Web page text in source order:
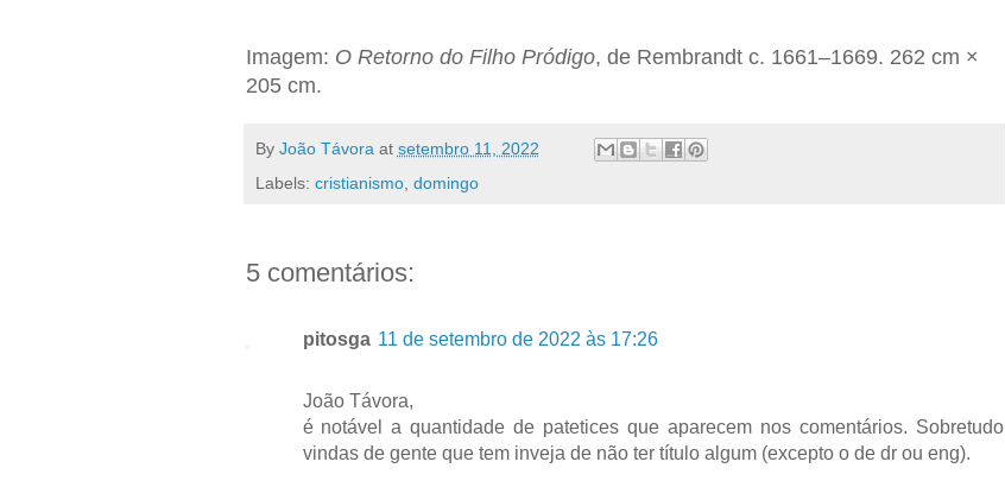
Imagem: O Retorno do Filho Pródigo, de Rembrandt c. 1661–1669. 262 cm ×
205 cm.
By João Távora at setembro 11, 2022
Labels: cristianismo, domingo
5 comentários:
pitosga 11 de setembro de 2022 às 17:26
João Távora,
é notável a quantidade de patetices que aparecem nos comentários. Sobretudo
vindas de gente que tem inveja de não ter título algum (excepto o de dr ou eng).